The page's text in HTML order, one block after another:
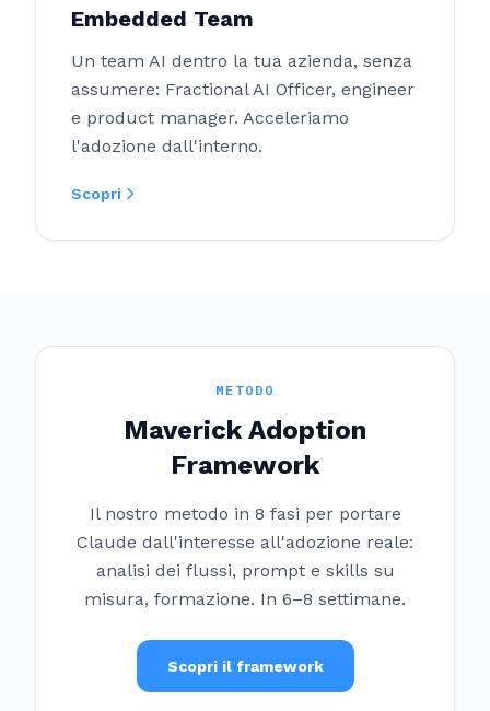
Embedded Team
Un team AI dentro la tua azienda, senza
assumere: Fractional AI Officer, engineer
e product manager. Acceleriamo
l'adozione dall'interno.
Scopri
METODO
Maverick Adoption
Framework
Il nostro metodo in 8 fasi per portare
Claude dall'interesse all'adozione reale:
analisi dei flussi, prompt e skills su
misura, formazione. In 6–8 settimane.
Scopri il framework